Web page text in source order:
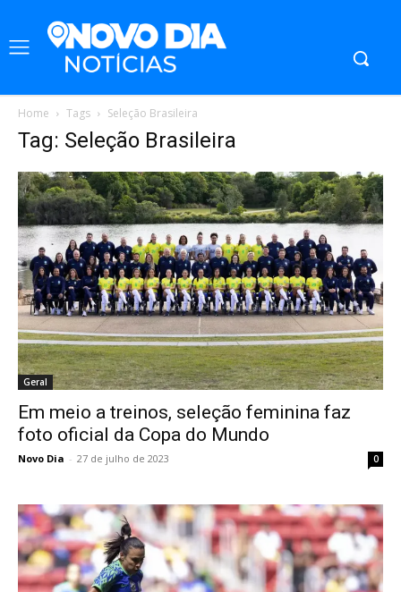
Home Tags Seleção Brasileira
Tag: Seleção Brasileira
Geral
Em meio a treinos, seleção feminina faz
foto oficial da Copa do Mundo
Novo Dia - 27 de julho de 2023 0